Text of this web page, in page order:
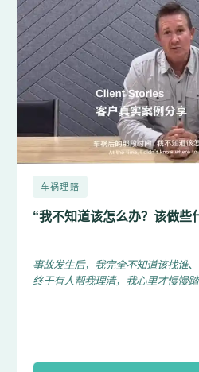
车祸理赔
“我不知道该怎么办？该做些
事故发生后，我完全不知道该找谁
终于有人帮我理清，我心里才慢慢踏